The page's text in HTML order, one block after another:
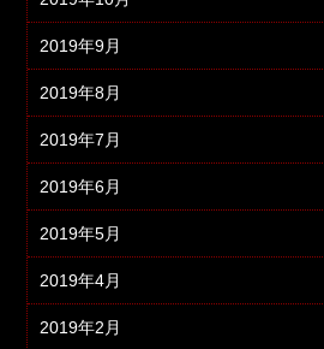
2019年9月
2019年8月
2019年7月
2019年6月
2019年5月
2019年4月
2019年2月